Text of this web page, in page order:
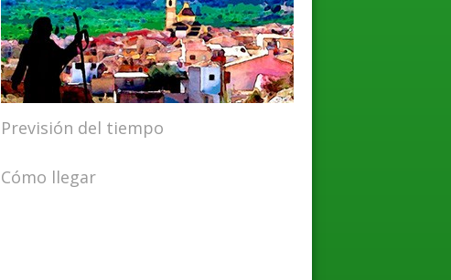
Previsión del tiempo
Cómo llegar